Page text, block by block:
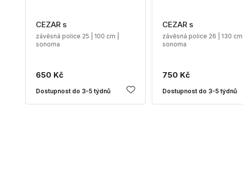
CEZAR s
závěsná police 25 | 100 cm |
sonoma
650 Kč
Dostupnost do 3-5 týdnů
CEZAR s
závěsná police 26 | 130 cm |
sonoma
750 Kč
Dostupnost do 3-5 týdnů